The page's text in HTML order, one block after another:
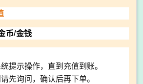
币/金钱
提示操作，直到充值到账。
先询问，确认后再下单。